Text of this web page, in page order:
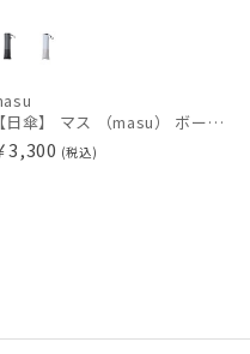
【日傘】 マス （masu） ボーダー 折りたたみ傘 【公式ムーンバット】 メンズ UV 晴雨兼用 プレゼント ギフト 軽量 晴雨兼用 グラスファイバー 楽々開閉
3,300 (税込)